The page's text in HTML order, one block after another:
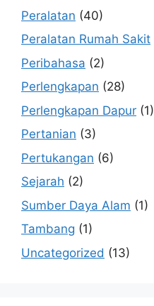
Peralatan (40)
Peralatan Rumah Sakit
Peribahasa (2)
Perlengkapan (28)
Perlengkapan Dapur (1)
Pertanian (3)
Pertukangan (6)
Sejarah (2)
Sumber Daya Alam (1)
Tambang (1)
Uncategorized (13)